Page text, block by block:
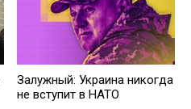
Залужный: Украина никогда
не вступит в НАТО